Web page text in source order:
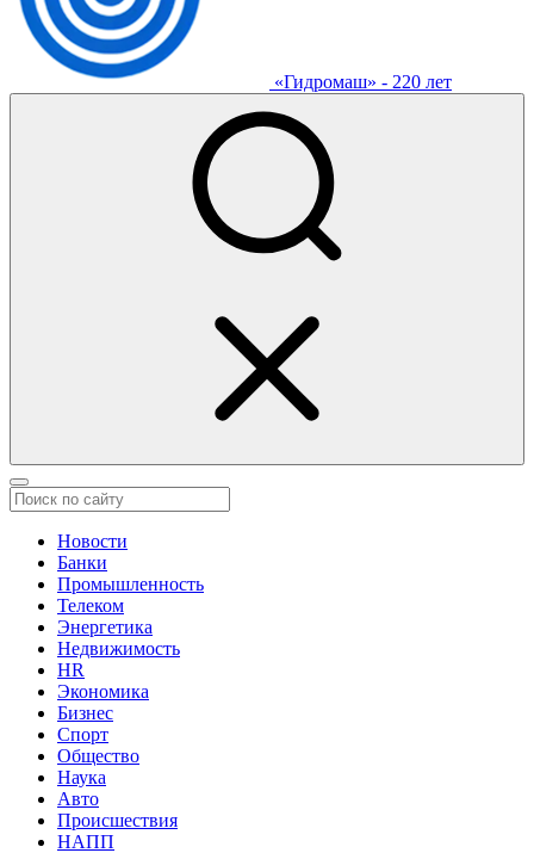
«Гидромаш» - 220 лет
Новости
Банки
Промышленность
Телеком
Энергетика
Недвижимость
HR
Экономика
Бизнес
Спорт
Общество
Наука
Авто
Происшествия
НАПП